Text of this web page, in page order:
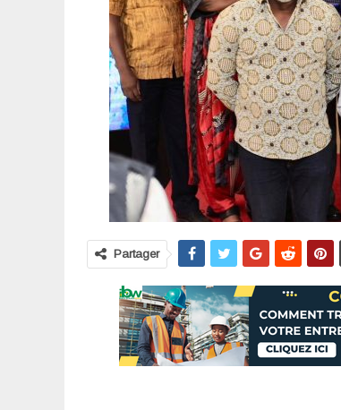
Partager